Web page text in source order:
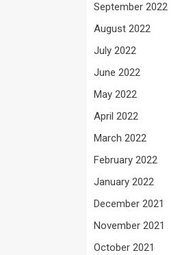
September 2022
August 2022
July 2022
June 2022
May 2022
April 2022
March 2022
February 2022
January 2022
December 2021
November 2021
October 2021